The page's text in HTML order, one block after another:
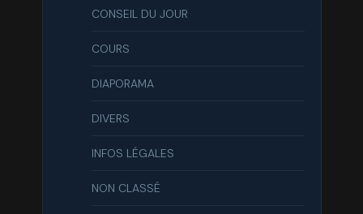
CONSEIL DU JOUR
COURS
DIAPORAMA
DIVERS
INFOS LÉGALES
NON CLASSÉ